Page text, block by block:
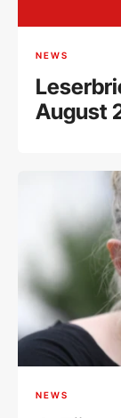
NEWS
August
NEWS